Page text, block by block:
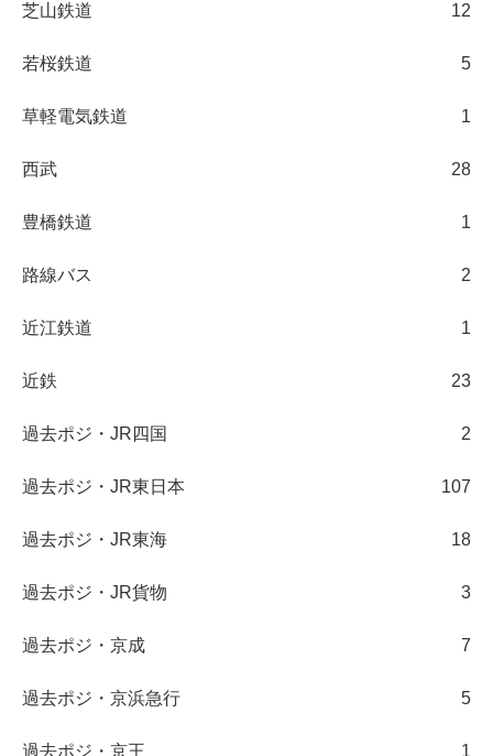
芝山鉄道 12
若桜鉄道 5
草軽電気鉄道 1
西武 28
豊橋鉄道 1
路線バス 2
近江鉄道 1
近鉄 23
過去ポジ・JR四国 2
過去ポジ・JR東日本 107
過去ポジ・JR東海 18
過去ポジ・JR貨物 3
過去ポジ・京成 7
過去ポジ・京浜急行 5
過去ポジ・京王 1